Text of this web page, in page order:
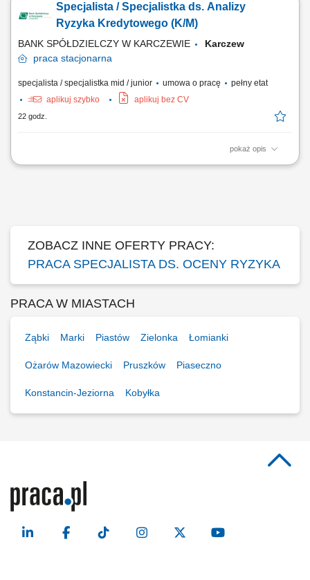
Specjalista / Specjalistka ds. Analizy
Ryzyka Kredytowego (K/M)
BANK SPÓŁDZIELCZY W KARCZEWIE
Karczew
praca stacjonarna
specjalista / specjalistka mid / junior umowa o pracę
pełny etat
aplikuj szybko
aplikuj bez CV
22 godz.
pokaż opis
Opis stanowiska: Badanie wypłacalności oraz wiarygodności
ZOBACZ INNE OFERTY PRACY:
PRACA SPECJALISTA DS. OCENY RYZYKA
PRACA W MIASTACH
Ząbki Marki Piastów Zielonka Łomianki
Ożarów Mazowiecki Pruszków Piaseczno
Konstancin-Jeziorna Kobyłka